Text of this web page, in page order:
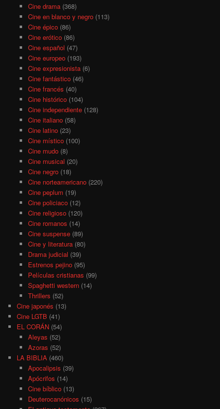
Cine drama(368)
Cine en blanco y negro(113)
Cine épico(86)
Cine erótico(86)
Cine español (47)
Cine europeo(193)
Cine expresionista(6)
Cine fantástico(46)
Cine francés (40)
Cine histórico(104)
Cine independiente(128)
Cine italiano(58)
Cine latino(23)
Cine místico(100)
Cine mudo(8)
Cine musical (20)
Cine negro(18)
Cine norteamericano(220)
Cine peplum (19)
Cine policiaco(12)
Cine religioso(120)
Cine romanos (14)
Cine suspense(89)
Cine y literatura(80)
Drama judicial (39)
Estrenos pejino(95)
Películas cristianas (99)
Spaghetti western(14)
Thrillers (52)
Cine japonés (13)
Cine LGTB (41)
EL CORÁN (54)
Aleyas (52)
Azoras (52)
LA BIBLIA (460)
Apocalipsis (39)
Apócrifos (14)
Cine bíblico(13)
Deuterocanónicos (15)